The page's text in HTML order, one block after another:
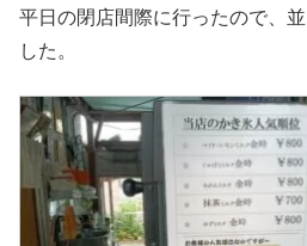
平日の閉店間際に行ったので、
した。